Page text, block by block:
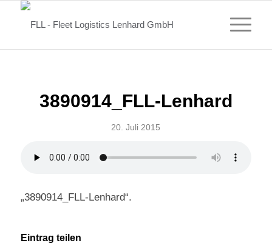
3890914_FLL-Lenhard
20. Juli 2015
„3890914_FLL-Lenhard“.
Eintrag teilen